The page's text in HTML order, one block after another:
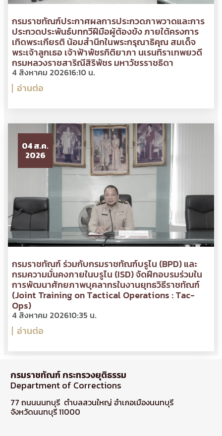
กรมราชทัณฑ์ประกาศผลการประกวดภาพวาดและการ
ประกวดประพันธ์บทกวีฝีมือผู้ต้องขัง ภายใต้ครงการ
เทิดพระเกียรติ น้อมสำนึกในพระกรุณาธิคุณ สมเด็จ
พระเจ้าลูกเธอ เจ้าฟ้าพัชรกิติยาภา นเรนทิราเทพยวดี
กรมหลวงราชสาริณีสิริพัชร มหาวัชรราชธิดา
4 สิงหาคม 202616:10 น.
อ่านต่อ
04 ส.ค.
2026
กรมราชทัณฑ์ ร่วมกับกรมราชทัณฑ์บรูไน (BPD) และ
กรมความมั่นคงภายในบรูไน (ISD) จัดฝึกอบรมร่วมใน
การพัฒนาศักยภาพบุคลากรในงานยุทธวิธีราชทัณฑ์
(Joint Training on Tactical Operations : Tac-
Ops)
4 สิงหาคม 202610:35 น.
อ่านต่อ
กรมราชทัณฑ์ กระทรวงยุติธรรม
Department of Corrections
77 ถนนนนทบุรี ตำบลสวนใหญ่ อำเภอเมืองนนทบุรี
จังหวัดนนทบุรี 11000